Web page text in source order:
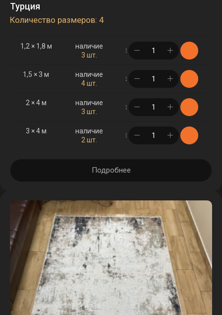
Турция
Количество размеров: 4
1,2 × 1,8 м
наличие
3 шт.
в корзине
1,5 × 3 м
наличие
4 шт.
в корзине
2 × 4 м
наличие
3 шт.
в корзине
3 × 4 м
наличие
2 шт.
в корзине
Подробнее